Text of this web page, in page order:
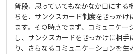
普段、思っていてもなかなか口にする
ちを、サンクスカード制度をきっかけ
ます。その時点でまず、コミュニケー
し、サンクスカードをきっかけに相手
り、さらなるコミュニケーションを生